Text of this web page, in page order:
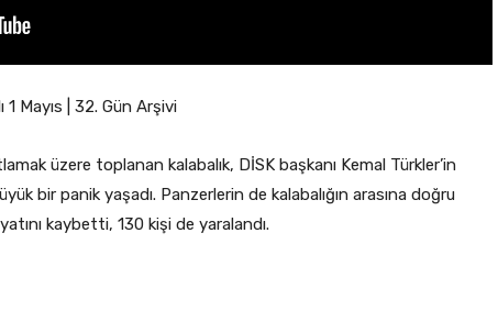
1 Mayıs | 32. Gün Arşivi
üzere toplanan kalabalık, DİSK başkanı Kemal Türkler’in
bir panik yaşadı. Panzerlerin de kalabalığın arasına doğru
kaybetti, 130 kişi de yaralandı.